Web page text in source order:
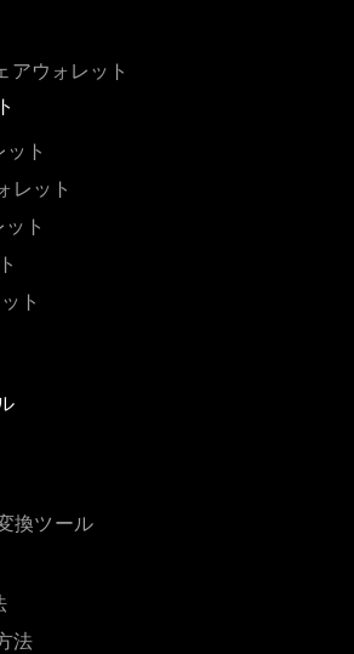
ウォレット
ト
レット
ト
ト
換ツール
法